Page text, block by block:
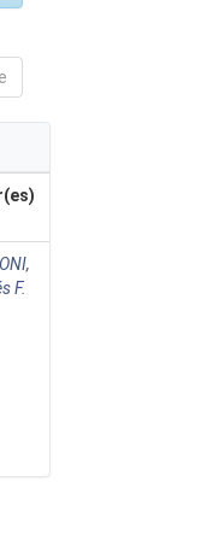
F.